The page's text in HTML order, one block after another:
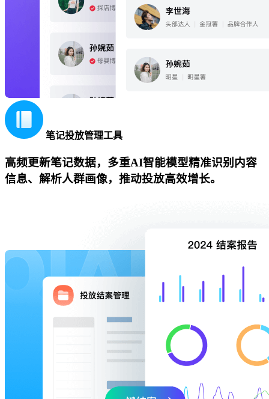
笔记投放管理工具
高频更新笔记数据，多重AI智能模型精准识别内容
信息、解析人群画像，推动投放高效增长。